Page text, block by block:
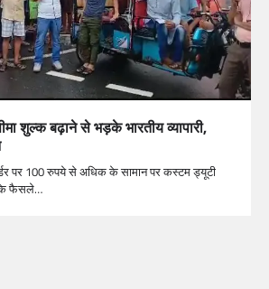
शुल्क बढ़ाने से भड़के भारतीय व्यापारी,
पर 100 रुपये से अधिक के सामान पर कस्टम ड्यूटी
के फैसले…